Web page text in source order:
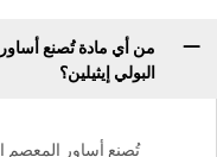
من أي مادة تُصنع
البولي إيثيلين؟
تُصنع أساور المعصم